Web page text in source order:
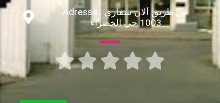
Inscription en Ligne
Foire aux Questions
Adresse : عن طريق آلان سفاري
1003 حي الخضراء
   